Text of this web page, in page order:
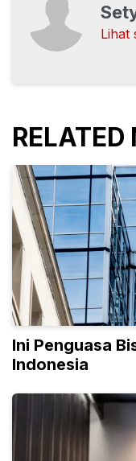
Lihat
RELATED
Ini Penguasa
Indonesia